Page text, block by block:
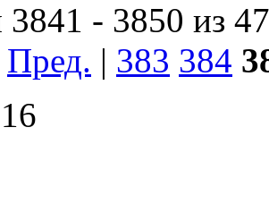
3841 - 3850 из
Пред. | 383 384